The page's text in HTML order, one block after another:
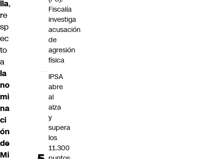
lla,
re
sp
ec
to
a
la
no
mi
na
ci
ón
de
Mi
Fiscalía
investiga
acusación
de
agresión
física
IPSA
abre
al
alza
y
supera
los
11.300